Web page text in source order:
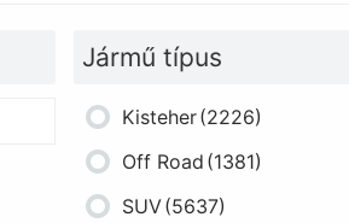
Jármű típus
Kisteher(2226)
Off Road (1381)
SUV(5637)